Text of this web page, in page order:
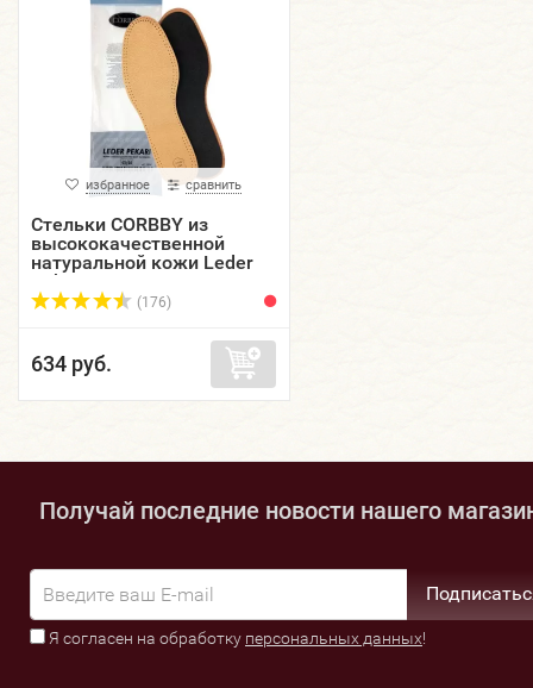
избранное сравнить
Стельки CORBBY из
высококачественной
натуральной кожи Leder
Pekari.
(176)
634 руб.
Получай последние новости нашего
Я согласен на обработку персональных данных!